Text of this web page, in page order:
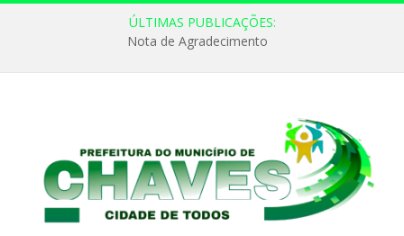
ÚLTIMAS PUBLICAÇÕES:
Nota de Agradecimento